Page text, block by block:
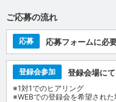
ご応募の流れ
応募 応募フォームに必
登録会参加 登録会場に
※1対1でのヒアリング
※WEBでの登録会を希望され